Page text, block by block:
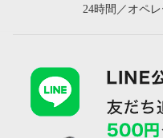
24時間／オペ